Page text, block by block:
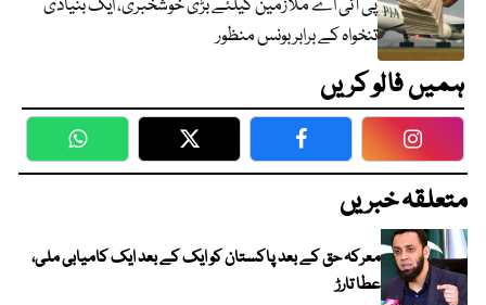
پی آئی اے ملازمین کیلئے بڑی خوشخبری، ایک بنیادی
تنخواہ کے برابر بونس منظور
ہمیں فالو کریں
WhatsApp Twitter Facebook
متعلقہ خبریں
معرکہ حق کے بعد پاکستان کو ایک کے بعد ایک کامیابی ملی،
عطا تارڑ